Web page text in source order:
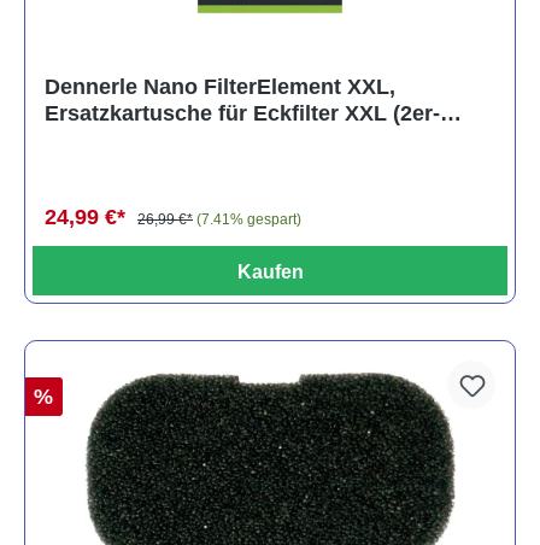
Dennerle Nano FilterElement XXL,
Ersatzkartusche für Eckfilter XXL (2er-
24,99 €* 26,99 €* (7.41% gespart)
Kaufen
%